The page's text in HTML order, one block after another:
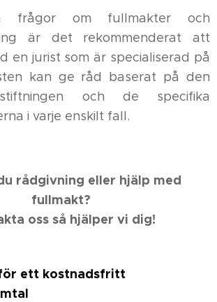
frågor om fullmakter och
är det rekommenderat att
en jurist som är specialiserad på
kan ge råd baserat på den
och de specifika
i varje enskilt fall.
rådgivning eller hjälp med
fullmakt?
oss så hjälper vi dig!
ett kostnadsfritt